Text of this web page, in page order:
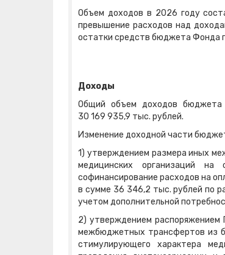
Объем доходов в 2026 году
превышение расходов над
остатки средств бюджета Фонда
Доходы
Общий объем доходов
30 169 935,9 тыс. рублей.
Изменение доходной части
1) утверждением размера иных
медицинских организаций
софинансирование расходов на
в сумме 36 346,2 тыс. рублей по
учетом дополнительной
2) утверждением
межбюджетных трансфертов из
стимулирующего характера